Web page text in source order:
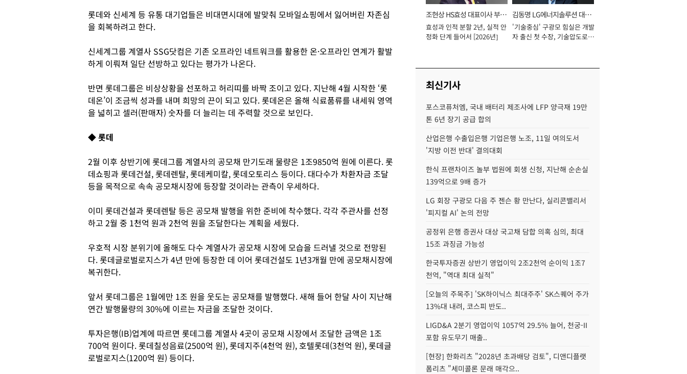
롯데와 신세계 등 유통 대기업들은 비대면시대에 발맞춰 모바일쇼핑에서 잃어버린 자존심
을 회복하려고 한다.
신세계그룹 계열사 SSG닷컴은 기존 오프라인 네트워크를 활용한 온·오프라인 연계가 활발
하게 이뤄져 일단 선방하고 있다는 평가가 나온다.
반면 롯데그룹은 비상상황을 선포하고 허리띠를 바짝 조이고 있다. 지난해 4월 시작한 ‘롯
데온’이 조금씩 성과를 내며 희망의 끈이 되고 있다. 롯데온은 올해 식료품류를 내세워 영역
을 넓히고 셀러(판매자) 숫자를 더 늘리는 데 주력할 것으로 보인다.
◆ 롯데
2월 이후 상반기에 롯데그룹 계열사의 공모채 만기도래 물량은 1조9850억 원에 이른다. 롯
데쇼핑과 롯데건설, 롯데렌탈, 롯데케미칼, 롯데오토리스 등이다. 대다수가 차환자금 조달
등을 목적으로 속속 공모채시장에 등장할 것이라는 관측이 우세하다.
이미 롯데건설과 롯데렌탈 등은 공모채 발행을 위한 준비에 착수했다. 각각 주관사를 선정
하고 2월 중 1천억 원과 2천억 원을 조달한다는 계획을 세웠다.
우호적 시장 분위기에 올해도 다수 계열사가 공모채 시장에 모습을 드러낼 것으로 전망된
다. 롯데글로벌로지스가 4년 만에 등장한 데 이어 롯데건설도 1년3개월 만에 공모채시장에
복귀한다.
앞서 롯데그룹은 1월에만 1조 원을 웃도는 공모채를 발행했다. 새해 들어 한달 사이 지난해
연간 발행물량의 30%에 이르는 자금을 조달한 것이다.
투자은행(IB)업계에 따르면 롯데그룹 계열사 4곳이 공모채 시장에서 조달한 금액은 1조
700억 원이다. 롯데칠성음료(2500억 원), 롯데지주(4천억 원), 호텔롯데(3천억 원), 롯데글
로벌로지스(1200억 원) 등이다.
조현상 HS효성 대표이사 부회
장
효성과 인적 분할 2년, 실적 안
정화 단계 들어서 [2026년]
김동명 LG에너지솔루션 대표
이사 사장
'기술중심' 구광모 힘실은 개발
자 출신 첫 수장, 기술압도로
최신기사
포스코퓨처엠, 국내 배터리 제조사에 LFP 양극재 19만
톤 6년 장기 공급 합의
산업은행 수출입은행 기업은행 노조, 11일 여의도서
'지방 이전 반대' 결의대회
한식 프랜차이즈 놀부 법원에 회생 신청, 지난해 순손실
139억으로 9배 증가
LG 회장 구광모 다음 주 젠슨 황 만난다, 실리콘밸리서
'피지컬 AI' 논의 전망
공정위 은행 증권사 대상 국고채 담합 의혹 심의, 최대
15조 과징금 가능성
한국투자증권 상반기 영업이익 2조2천억 순이익 1조7
천억, "역대 최대 실적"
[오늘의 주목주] 'SK하이닉스 최대주주' SK스퀘어 주가
13%대 내려, 코스피 반도..
LIGD&A 2분기 영업이익 1057억 29.5% 늘어, 천궁-II
포함 유도무기 매출..
[현장] 한화리츠 "2028년 초과배당 검토", 디앤디플랫
폼리츠 "세미콜론 문래 매각으..